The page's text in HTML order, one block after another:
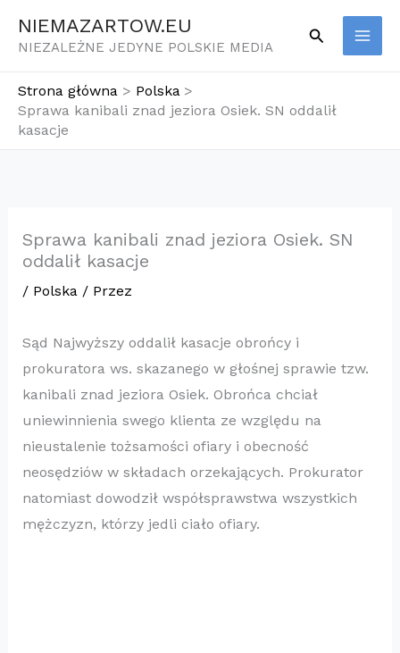
NIEMAZARTOW.EU
NIEZALEŻNE JEDYNE POLSKIE MEDIA
Szukaj
Strona główna
Polska
Sprawa kanibali znad jeziora Osiek. SN oddalił
kasacje
Sprawa kanibali znad jeziora Osiek. SN
oddalił kasacje
/ Polska/ Przez
Sąd Najwyższy oddalił kasacje obrońcy i
prokuratora ws. skazanego w głośnej sprawie tzw.
kanibali znad jeziora Osiek. Obrońca chciał
uniewinnienia swego klienta ze względu na
nieustalenie tożsamości ofiary i obecność
neosędziów w składach orzekających. Prokurator
natomiast dowodził współsprawstwa wszystkich
mężczyzn, którzy jedli ciało ofiary.